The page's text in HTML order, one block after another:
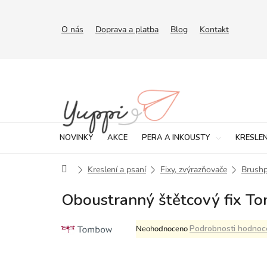
O nás Doprava a platba Blog Kontakt
NOVINKY AKCE PERA A INKOUSTY
DomůKreslení a psaní Fixy, zvýrazňovače
Oboustranný štětcový fix
Průměrné
hodnocení
NeohodnocenoPodrobnosti